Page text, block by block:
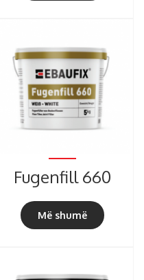
Fugenfill 660
Më shumë